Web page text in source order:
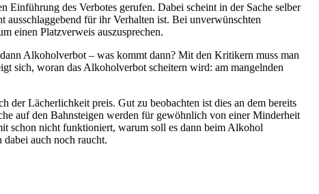
des Verbotes gerufen. Dabei scheint in der Sache selber
für ihr Verhalten ist. Bei unverwünschten
einen Platzverweis auszusprechen.
Alkoholverbot – was kommt dann? Mit den Kritikern muss man
sich, woran das Alkoholverbot scheitern wird: am mangelnden
Lächerlichkeit preis. Gut zu beobachten ist dies an dem bereits
auf den Bahnsteigen werden für gewöhnlich von einer Minderheit
schon nicht funktioniert, warum soll es dann beim Alkohol
auch noch raucht.